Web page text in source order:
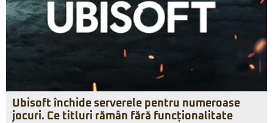
Ubisoft închide serverele pentru numeroase
jocuri. Ce titluri rămân fără funcționalitate